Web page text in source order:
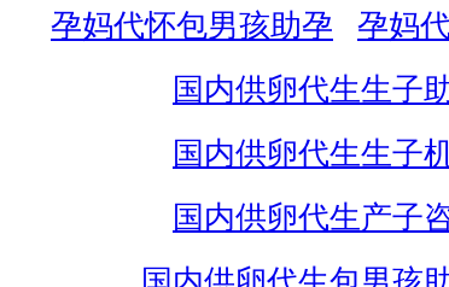
孕妈代怀包男孩助孕
孕妈
国内供卵代生生子
国内供卵代生生子
国内供卵代生产子